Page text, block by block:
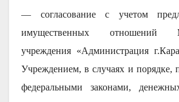
— согласование с учетом
имущественных отношений
учреждения «Администрация
Учреждением, в случаях и порядке,
федеральными законами,